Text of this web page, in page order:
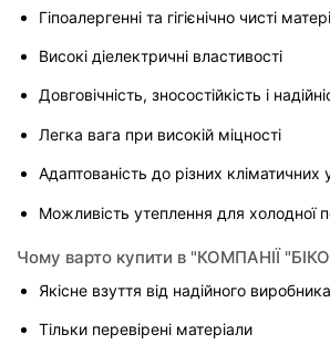
Гіпоалергенні та гігієнічно чисті
Високі діелектричні властивості
Довговічність, зносостійкість і
Легка вага при високій міцності
Адаптованість до різних кліматичних
Можливість утеплення для холодної
Чому варто купити в "КОМПАНІЇ
Якісне взуття від надійного виробника
Тільки перевірені матеріали